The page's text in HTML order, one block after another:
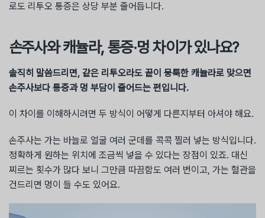
로도 리투오 통증은 상당 부분 줄어듭니다.
손주사와 캐뉼라, 통증·멍 차이가 있나요?
솔직히 말씀드리면, 같은 리투오라도 끝이 뭉툭한 캐뉼라로 맞으면
손주사보다 통증과 멍 부담이 줄어드는 편입니다.
이 차이를 이해하시려면 두 방식이 어떻게 다른지부터 아셔야 해요.
손주사는 가는 바늘로 얼굴 여러 군데를 콕콕 찔러 넣는 방식입니다.
정확하게 원하는 위치에 조금씩 넣을 수 있다는 장점이 있죠. 대신
찌르는 횟수가 많다 보니 그만큼 따끔함도 여러 번이고, 가는 혈관을
건드리면 멍이 들 수도 있어요.